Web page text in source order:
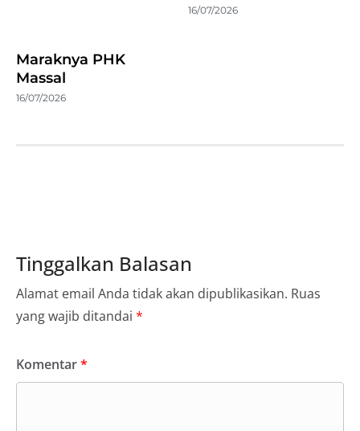
Maraknya PHK
Massal
16/07/2026
16/07/2026
Tinggalkan Balasan
Alamat email Anda tidak akan dipublikasikan. Ruas
yang wajib ditandai *
Komentar*